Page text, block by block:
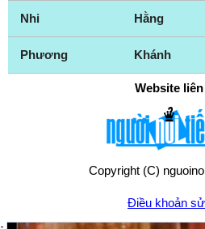
Nhi Hằng
Phương Khánh
Website
Copyright (C)
Điều khoản